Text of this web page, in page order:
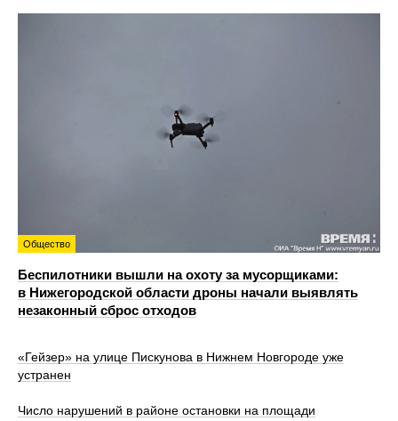
Общество
Беспилотники вышли на охоту за мусорщиками:
в Нижегородской области дроны начали выявлять
незаконный сброс отходов
«Гейзер» на улице Пискунова в Нижнем Новгороде уже
устранен
Число нарушений в районе остановки на площади